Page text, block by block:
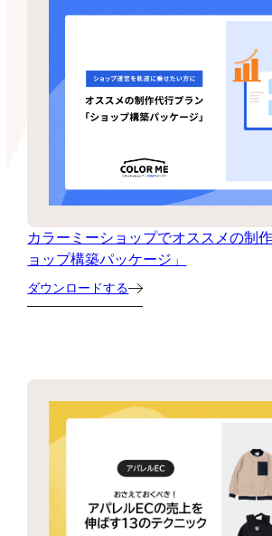
カラーミーショップでオススメの制
ョップ構築パッケージ」
ダウンロードする